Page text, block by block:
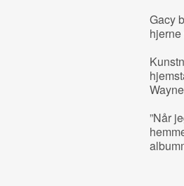
Gacy
”Når